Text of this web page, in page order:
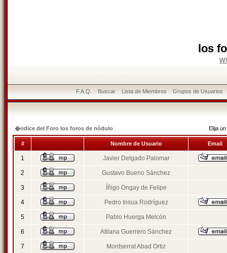
los
F.A.Q. Buscar Lista de Miembros Grupos de Usuarios
�ndice del Foro los foros de nódulo Elija
# Nombre de Usuario Email
1 Javier Delgado Palomar
2 Gustavo Bueno Sánchez
3 Íñigo Ongay de Felipe
4 Pedro Insua Rodríguez
5 Pablo Huerga Melcón
6 Atilana Guerrero Sánchez
7 Montserrat Abad Ortiz